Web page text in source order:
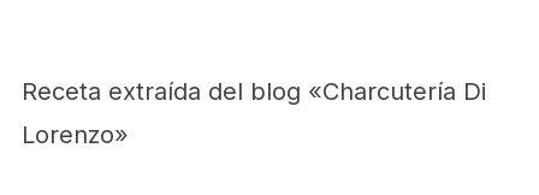
Receta extraída del blog «Charcutería Di
Lorenzo»